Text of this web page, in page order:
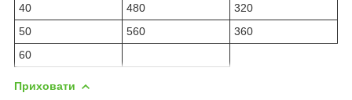
40
480
320
50
560
360
60
Приховати